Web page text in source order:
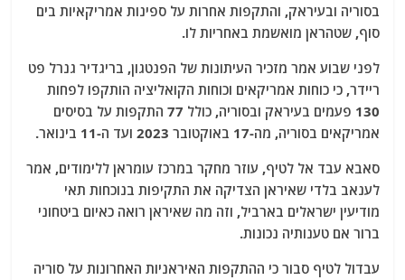
בסוריה ובעיראק, והתקפות אחרות על ספינות אמריקאיות בים
סוף, שטהראן מואשמת באחריות לו.
לפני שבוע אמר מזכיר העיתונות של הפנטגון, בריגדיר גנרל פט
ריידר, כי כוחות אמריקאים וכוחות הקואליציה הותקפו לפחות
130 פעמים בעיראק ובסוריה, כולל 77 התקפות על בסיסים
אמריקאים בסוריה, מה-17 באוקטובר 2023 ועד ה-11 בינואר.
סאבא עבד אל לטיף, עוזר מחקר במרכז עומראן ללימודים, אמר
לענאב בלדי שאיראן הצדיקה את התקיפות בנוכחות תאי
מודיעין ישראלים בארביל, וזה מה שאיראן רואה כאיום ביטחוני
ברור אם טענותיה נכונות.
עבדול לטיף סבור כי ההתקפות האיראניות האחרונות על סוריה